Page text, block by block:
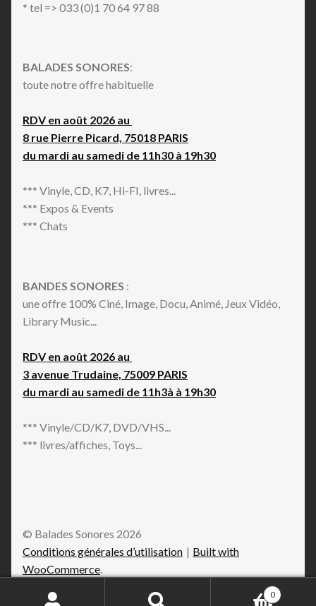
* tel => 033 (0)1 70 64 97 88
BALADES SONORES:
toute notre offre habituelle
RDV en août 2026 au
8 rue Pierre Picard, 75018 PARIS
du mardi au samedi de 11h30 à 19h30
*** Vinyle, CD, K7, Hi-FI, livres...
*** Expos & Events
*** Chats
BANDES SONORES :
une offre 100% Ciné, Image, Docu, Animé, Jeux Vidéo,
Library Music...
RDV en août 2026 au
3 avenue Trudaine, 75009 PARIS
du mardi au samedi de 11h3à à 19h30
*** Vinyle/CD/K7, DVD/VHS...
*** livres/affiches, Toys...
© Balades Sonores 2026
Conditions générales d’utilisation
Built with
WooCommerce
0